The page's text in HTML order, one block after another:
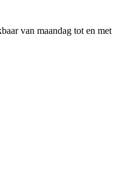
van maandag tot en met